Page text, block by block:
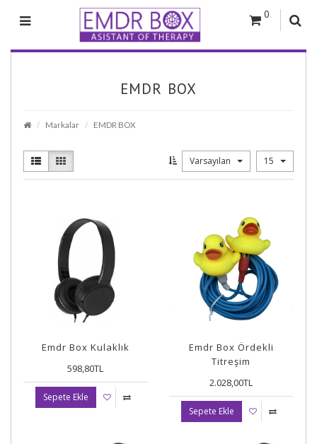
0
EMDR BOX
Markalar EMDR BOX
Varsayılan 15
Emdr Box Kulaklık
598,80TL
Sepete Ekle
Emdr Box Ördekli
Titreşim
2.028,00TL
Sepete Ekle